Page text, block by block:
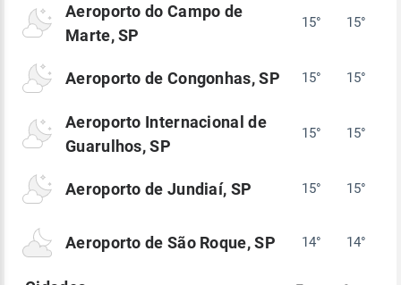
Aeroporto do Campo de
Marte, SP
15° 15°
Aeroporto de Congonhas, SP 15° 15°
Aeroporto Internacional de
Guarulhos, SP
15° 15°
Aeroporto de Jundiaí, SP 15° 15°
Aeroporto de São Roque, SP 14° 14°